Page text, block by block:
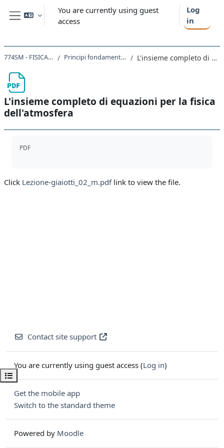
Skip to main content
Side panel
You are currently using guest
access
Log
in
Open course index
774SM - FISICA DELL'ATMOSFERA 2020 Principi fondamentali e equazioni di conservazione L'insieme completo di equazioni per la fisica dell'atmosfera
L'insieme completo di equazioni per la fisica
dell'atmosfera
PDF
Click Lezione-giaiotti_02_m.pdflink to view the file.
Contact site support
You are currently using guest access (Log in)
Get the mobile app
Switch to the standard theme
Powered by Moodle